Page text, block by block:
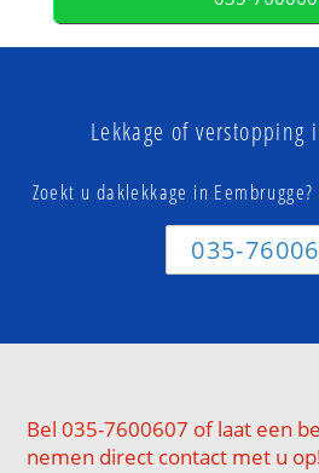
Lekkage of verstopping
Zoekt u daklekkage in
035-
Bel 035-7600607 of laat een
nemen direct contact met u